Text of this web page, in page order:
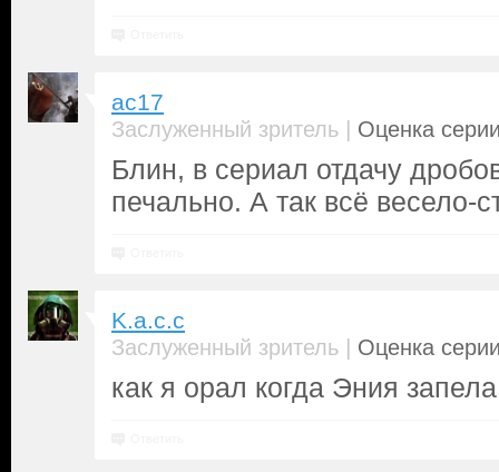
ac17
Заслуженный зритель | Оценка
Блин, в сериал отдачу
печально. А так всё весело-
K.a.c.c
Заслуженный зритель | Оценка
как я орал когда Эния